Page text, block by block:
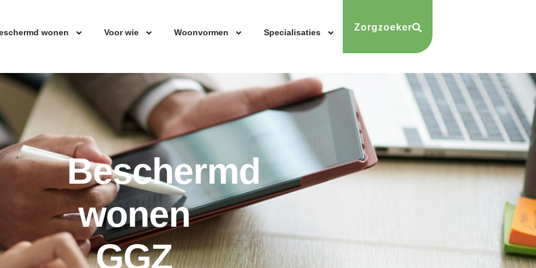
wonen Voor wie Woonvormen Specialisaties Zorgzoeker
Beschermd
wonen
GGZ